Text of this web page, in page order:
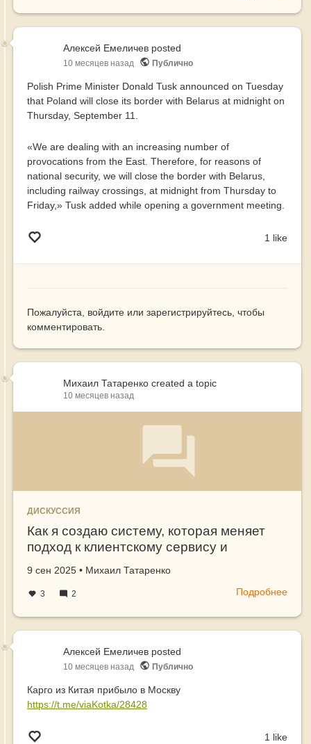
take
Алексей Емеличев posted
10 месяцев назад Публично
Polish Prime Minister Donald Tusk announced on Tuesday
that Poland will close its border with Belarus at midnight on
Thursday, September 11.
«We are dealing with an increasing number of
provocations from the East. Therefore, for reasons of
national security, we will close the border with Belarus,
including railway crossings, at midnight from Thursday to
Friday,» Tusk added while opening a government meeting.
1 like
Пожалуйста, войдите или зарегистрируйтесь , чтобы
комментировать.
Михаил Татаренко created a topic
10 месяцев назад
ДИСКУССИЯ
Как я создаю систему, которая меняет
подход к клиентскому сервису и
Создано
9 сен 2025 •
автор Михаил Татаренко
3 2 Подробнее
я
Алексей Емеличев posted
10 месяцев назад Публично
Карго из Китая прибыло в Москву
https://t.me/viaKotka/28428
1 like